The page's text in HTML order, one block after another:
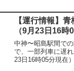
【運行情報】
（9月23日16時
中神〜昭島駅間で
で、一部列車に遅
23日16時05分現在）